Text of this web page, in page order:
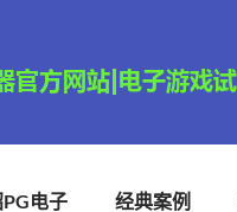
电子 经典案例